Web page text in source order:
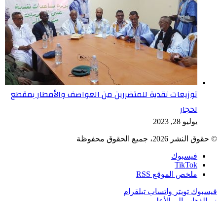
توزيعات نقدية للمتضررين من العواصف والأمطار بمقطع
لحجار
يوليو 28, 2023
© حقوق النشر 2026، جميع الحقوق محفوظة
فيسبوك
TikTok
ملخص الموقع RSS
فيسبوك تويتر واتساب تيلقرام